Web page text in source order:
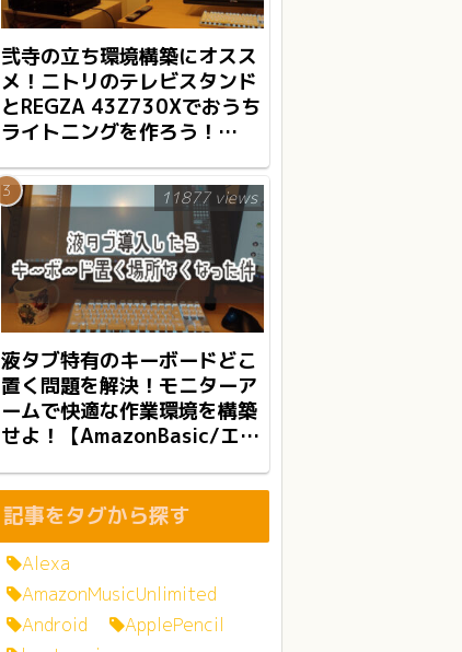
弐寺の立ち環境構築にオスス
メ！ニトリのテレビスタンド
とREGZA 43Z730Xでおうち
ライトニングを作ろう！
液タブ特有のキーボードどこ
置く問題を解決！モニターア
ームで快適な作業環境を構築
せよ！【AmazonBasic/エル
11877 views
記事をタグから探す
Alexa
AmazonMusicUnlimited
Android
ApplePencil